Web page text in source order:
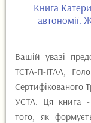
Книга
автономії.
Вашій увазі
ТСТА-П-ІТАА,
Сертифікованого
УСТА. Ця книга -
того, як